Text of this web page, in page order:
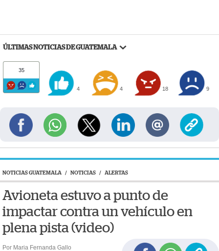
ÚLTIMAS NOTICIAS DE GUATEMALA
35
4 4 18 9
NOTICIAS GUATEMALA / NOTICIAS / ALERTAS
Avioneta estuvo a punto de
impactar contra un vehículo en
plena pista (video)
Por Maria Fernanda Gallo